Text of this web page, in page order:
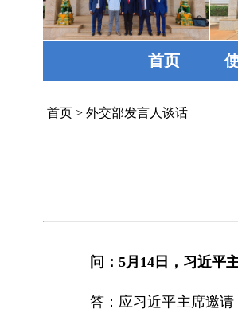
首页
首页> 外交部发言人谈话
问：5月14日，习近平
答：应习近平主席邀